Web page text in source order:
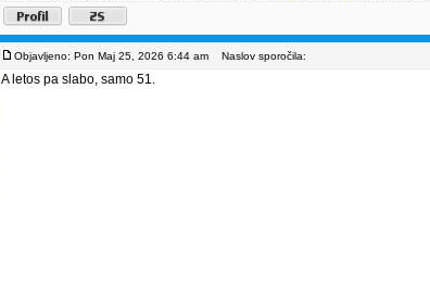
Objavljeno: Pon Maj 25, 2026 6:44 am Naslov sporočila:
A letos pa slabo, samo 51.